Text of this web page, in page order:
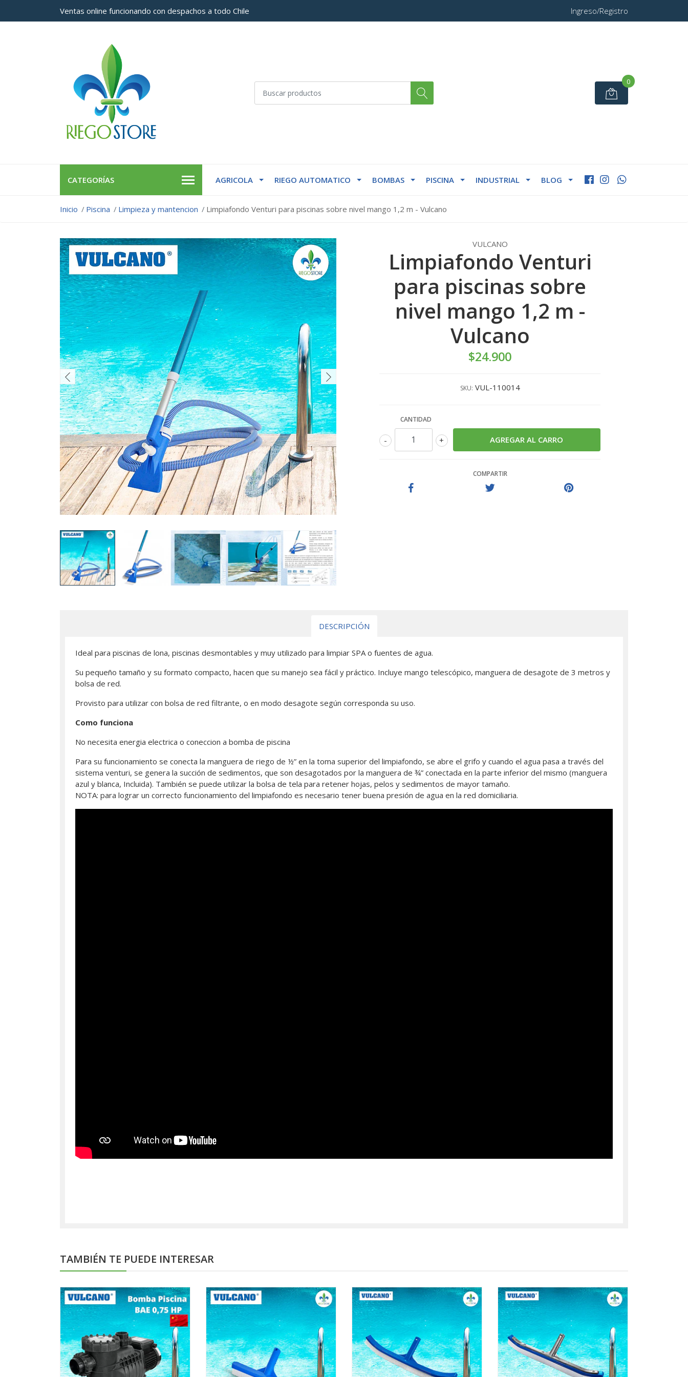
Ventas online funcionando con despachos a todo Chile Ingreso/Registro
0
CATEGORÍAS AGRICOLA RIEGO AUTOMATICO BOMBAS PISCINA INDUSTRIAL BLOG
Inicio Piscina Limpieza y mantencion Limpiafondo Venturi para piscinas sobre nivel mango 1,2 m - Vulcano
VULCANO
Limpiafondo Venturi
para piscinas sobre
nivel mango 1,2 m -
Vulcano
$24.900
SKU: VUL-110014
CANTIDAD
+
-
COMPARTIR
DESCRIPCIÓN
Ideal para piscinas de lona, piscinas desmontables y muy utilizado para limpiar SPA o fuentes de agua.
Su pequeño tamaño y su formato compacto, hacen que su manejo sea fácil y práctico. Incluye mango telescópico, manguera de desagote de 3 metros y
bolsa de red.
Provisto para utilizar con bolsa de red filtrante, o en modo desagote según corresponda su uso.
Como funciona
No necesita energia electrica o coneccion a bomba de piscina
Para su funcionamiento se conecta la manguera de riego de ½” en la toma superior del limpiafondo, se abre el grifo y cuando el agua pasa a través del
sistema venturi, se genera la succión de sedimentos, que son desagotados por la manguera de ¾” conectada en la parte inferior del mismo (manguera
azul y blanca, Incluida). También se puede utilizar la bolsa de tela para retener hojas, pelos y sedimentos de mayor tamaño.
NOTA: para lograr un correcto funcionamiento del limpiafondo es necesario tener buena presión de agua en la red domiciliaria.
TAMBIÉN TE PUEDE INTERESAR